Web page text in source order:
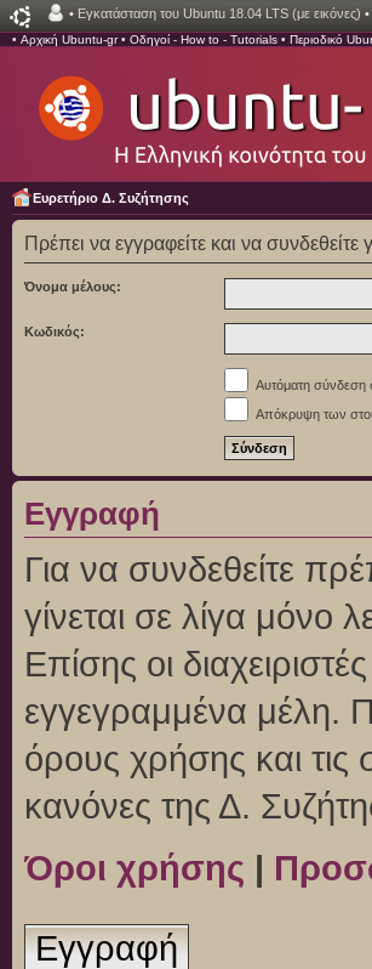
• Εγκατάσταση του Ubuntu 18.04 LTS (με εικόνες) •
• Αρχική Ubuntu-gr• Οδηγοί - How to - Tutorials • Περιοδικό
Ευρετήριο Δ. Συζήτησης
Πρέπει να εγγραφείτε και να συνδεθείτε
Όνομα μέλους:
Κωδικός:
Αυτόματη σύνδεση
Απόκρυψη των
Εγγραφή
Για να συνδεθείτε
γίνεται σε λίγα μόνο
Επίσης οι
εγγεγραμμένα μέλη.
όρους χρήσης και τις
κανόνες της Δ.
Όροι χρήσης |
Εγγραφή